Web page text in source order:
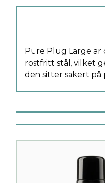
Pure Plug Large är
rostfritt stål, vilket
den sitter säkert på